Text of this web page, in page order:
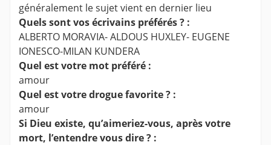
généralement le sujet vient en dernier lieu
Quels sont vos écrivains préférés ? :
ALBERTO MORAVIA- ALDOUS HUXLEY- EUGENE
IONESCO-MILAN KUNDERA
Quel est votre mot préféré :
amour
Quel est votre drogue favorite ? :
amour
Si Dieu existe, qu’aimeriez-vous, après votre
mort, l’entendre vous dire ? :